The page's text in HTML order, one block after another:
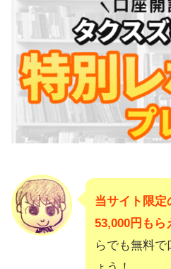
当サイト限定
53,000円もら
らでも無料